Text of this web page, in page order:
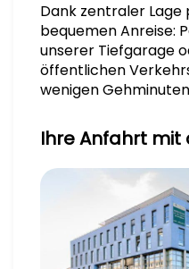
Dank zentraler Lage
bequemen Anreise:
unserer Tiefgarage
öffentlichen
wenigen
Ihre Anfahrt mit